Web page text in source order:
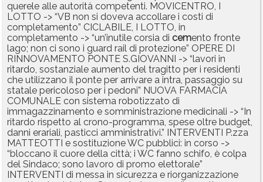
querele alle autorità competenti. MOVICENTRO, I
LOTTO -> “VB non si doveva accollare i costi di
completamento” CICLABILE, I LOTTO, in
completamento -> “un’inutile corsia di cemento fronte
lago; non ci sono i guard rail di protezione” OPERE DI
RINNOVAMENTO PONTE S.GIOVANNI -> “lavori in
ritardo, sostanziale aumento del tragitto per i residenti
che utilizzano il ponte per arrivare a intra, passaggio su
statale pericoloso per i pedoni” NUOVA FARMACIA
COMUNALE con sistema robotizzato di
immagazzinamento e somministrazione medicinali -> “In
ritardo rispetto al crono-programma, spese oltre budget,
danni erariali, pasticci amministrativi.” INTERVENTI P.zza
MATTEOTTI e sostituzione WC pubblici: in corso ->
“bloccano il cuore della città; i WC fanno schifo, è colpa
del Sindaco; sono lavoro di promo elettorale”
INTERVENTI di messa in sicurezza e riorganizzazione